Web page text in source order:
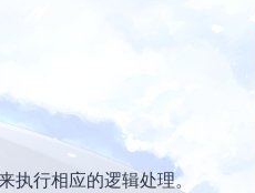
行相应的逻辑处理。